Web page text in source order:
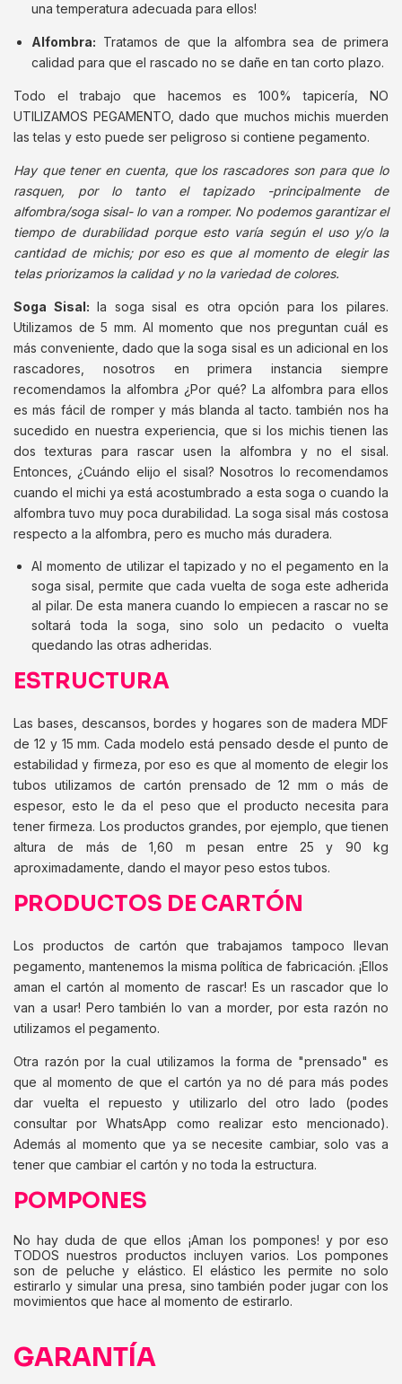
una temperatura adecuada para ellos!
Alfombra: Tratamos de que la alfombra sea de primera
calidad para que el rascado no se dañe en tan corto plazo.
Todo el trabajo que hacemos es 100% tapicería, NO
UTILIZAMOS PEGAMENTO, dado que muchos michis muerden
las telas y esto puede ser peligroso si contiene pegamento.
Hay que tener en cuenta, que los rascadores son para que lo
rasquen, por lo tanto el tapizado -principalmente de
alfombra/soga sisal- lo van a romper. No podemos garantizar el
tiempo de durabilidad porque esto varía según el uso y/o la
cantidad de michis; por eso es que al momento de elegir las
telas priorizamos la calidad y no la variedad de colores.
Soga Sisal: la soga sisal es otra opción para los pilares.
Utilizamos de 5 mm. Al momento que nos preguntan cuál es
más conveniente, dado que la soga sisal es un adicional en los
rascadores, nosotros en primera instancia siempre
recomendamos la alfombra ¿Por qué? La alfombra para ellos
es más fácil de romper y más blanda al tacto. también nos ha
sucedido en nuestra experiencia, que si los michis tienen las
dos texturas para rascar usen la alfombra y no el sisal.
Entonces, ¿Cuándo elijo el sisal? Nosotros lo recomendamos
cuando el michi ya está acostumbrado a esta soga o cuando la
alfombra tuvo muy poca durabilidad. La soga sisal más costosa
respecto a la alfombra, pero es mucho más duradera.
Al momento de utilizar el tapizado y no el pegamento en la
soga sisal, permite que cada vuelta de soga este adherida
al pilar. De esta manera cuando lo empiecen a rascar no se
soltará toda la soga, sino solo un pedacito o vuelta
quedando las otras adheridas.
ESTRUCTURA
Las bases, descansos, bordes y hogares son de madera MDF
de 12 y 15 mm. Cada modelo está pensado desde el punto de
estabilidad y firmeza, por eso es que al momento de elegir los
tubos utilizamos de cartón prensado de 12 mm o más de
espesor, esto le da el peso que el producto necesita para
tener firmeza. Los productos grandes, por ejemplo, que tienen
altura de más de 1,60 m pesan entre 25 y 90 kg
aproximadamente, dando el mayor peso estos tubos.
PRODUCTOS DE CARTÓN
Los productos de cartón que trabajamos tampoco llevan
pegamento, mantenemos la misma política de fabricación. ¡Ellos
aman el cartón al momento de rascar! Es un rascador que lo
van a usar! Pero también lo van a morder, por esta razón no
utilizamos el pegamento.
Otra razón por la cual utilizamos la forma de "prensado" es
que al momento de que el cartón ya no dé para más podes
dar vuelta el repuesto y utilizarlo del otro lado (podes
consultar por WhatsApp como realizar esto mencionado).
Además al momento que ya se necesite cambiar, solo vas a
tener que cambiar el cartón y no toda la estructura.
POMPONES
No hay duda de que ellos ¡Aman los pompones! y por eso
TODOS nuestros productos incluyen varios. Los pompones
son de peluche y elástico. El elástico les permite no solo
estirarlo y simular una presa, sino también poder jugar con los
movimientos que hace al momento de estirarlo.
GARANTÍA